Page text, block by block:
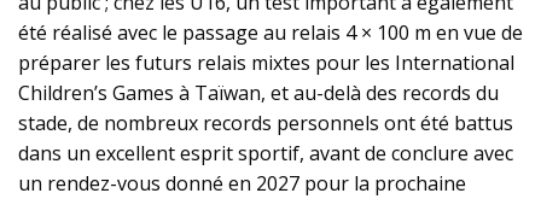
été réalisé avec le passage au relais 4 × 100 m en vue de
préparer les futurs relais mixtes pour les International
Children’s Games à Taïwan, et au-delà des records du
stade, de nombreux records personnels ont été battus
dans un excellent esprit sportif, avant de conclure avec
un rendez-vous donné en 2027 pour la prochaine